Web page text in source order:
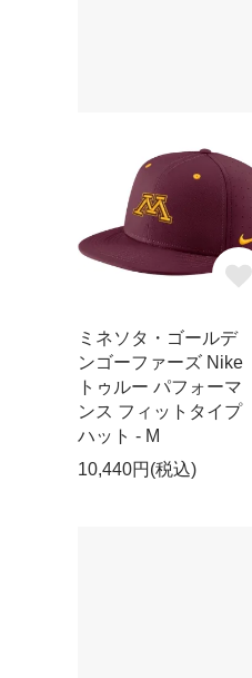
ミネソタ・ゴールデ
ンゴーファーズ Nike
トゥルー パフォーマ
ンス フィットタイプ
ハット - M
10,440円(税込)